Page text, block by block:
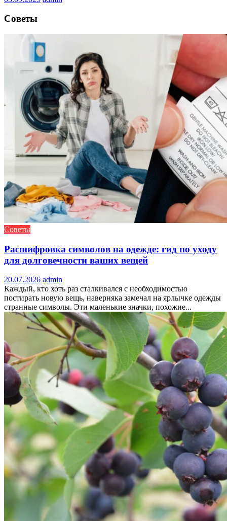
Советы
Советы
Расшифровка символов на одежде: гид по уходу
для долговечности ваших вещей
20.07.2026 admin
Каждый, кто хоть раз сталкивался с необходимостью
постирать новую вещь, наверняка замечал на ярлычке одежды
странные символы. Эти маленькие значки, похожие...